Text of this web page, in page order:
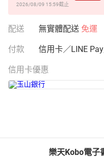
2026/08/09 15:59截止
配送 無實體配送 免運
付款 信用卡／LINE
信用卡優惠
樂天Kobo電子